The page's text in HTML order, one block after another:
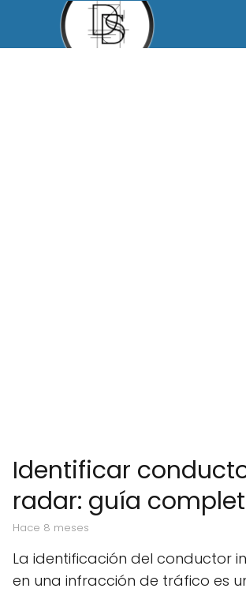
Identificar
radar: guía
hace 8 meses
La identificación del conductor
en una infracción de tráfico es